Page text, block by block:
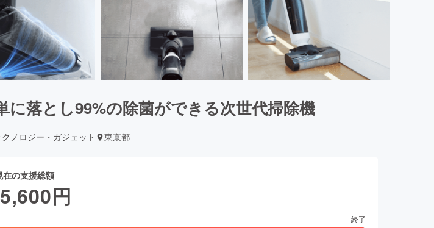
落とし99%の除菌ができる次世代掃除機
クノロジー・ガジェット 東京都
在の支援総額
円
終了